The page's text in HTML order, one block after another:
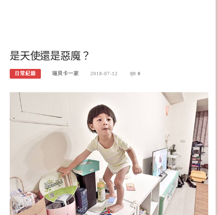
是天使還是惡魔？
日常紀錄 瑞貝卡一家 2018-07-12 0